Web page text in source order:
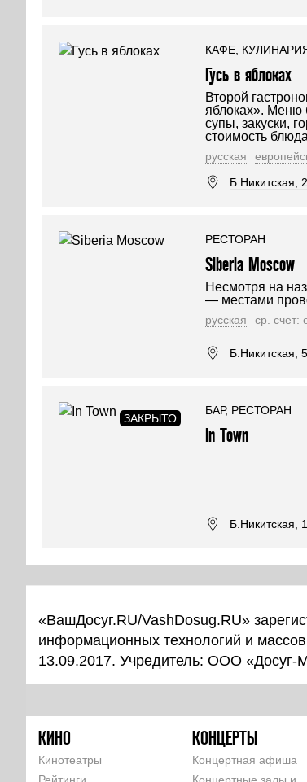
КАФЕ,
Гусь в яблоках
Второй
яблоках». Меню
супы, закуски,
стоимость
русская
Б.Никитская,
РЕСТОРАН
Siberia Moscow
Несмотря на
— мес­тами
русская ср. счет:
Б.Никитская,
БАР, РЕСТОРАН
In Town
Б.Никитская,
«ВашДосуг.RU/VashDosug.RU»
информационных технологий и
13.09.2017. Учредитель: ООО
КИНО
Кинотеатры
КОНЦЕРТЫ
Концертная афиша